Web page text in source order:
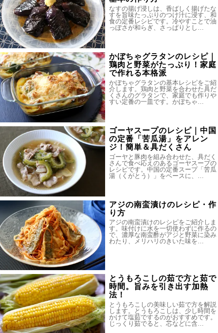
なすの揚げ浸しは、香ばしく揚げたな
すを旨味たっぷりのつけ汁に浸す、和
食の定番レシピです。冷やすことで油
っぽさが和らぎ、さっぱりとし…
かぼちゃグラタンのレシピ｜
鶏肉と野菜がたっぷり！家庭
で作れる本格派
かぼちゃグラタンの基本レシピをご紹
介します。鶏肉と野菜を合わせた具だ
くさんのグラタンで、家庭でも作りや
すい定番の一皿です。かぼちゃ…
ゴーヤスープのレシピ｜中国
の定番「苦瓜湯」をアレン
ジ！簡単＆具だくさん
ゴーヤと豚肉を組み合わせた、具だく
さんで食べ応えのあるゴーヤスープの
レシピです。中国の定番スープ「苦瓜
湯（くがとう）」をベースに、…
アジの南蛮漬けのレシピ・作
り方
アジの南蛮漬けのレシピをご紹介しま
す。味付けに水を一切使わずに作るの
で、濃厚な南蛮酢がアジと野菜に染み
わたり、メリハリのきいた味を…
とうもろこしの茹で方と茹で
時間。旨みを引き出す加熱
法！
とうもろこしの美味しい茹で方を解説
します。とうもろこしは、少し時間を
かけて塩茹でするのがおすすめです。
じっくり茹でると、芯などに含…